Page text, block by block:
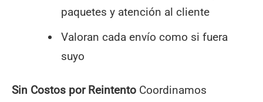
paquetes y atención al cliente
Valoran cada envío como si fuera
suyo
Sin Costos por Reintento Coordinamos